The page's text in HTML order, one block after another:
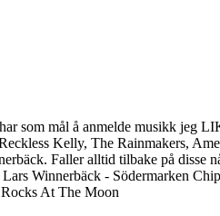
mål å anmelde musikk jeg
Kelly, The Rainmakers,
Faller alltid tilbake på disse
Winnerbäck - Södermarken
At The Moon